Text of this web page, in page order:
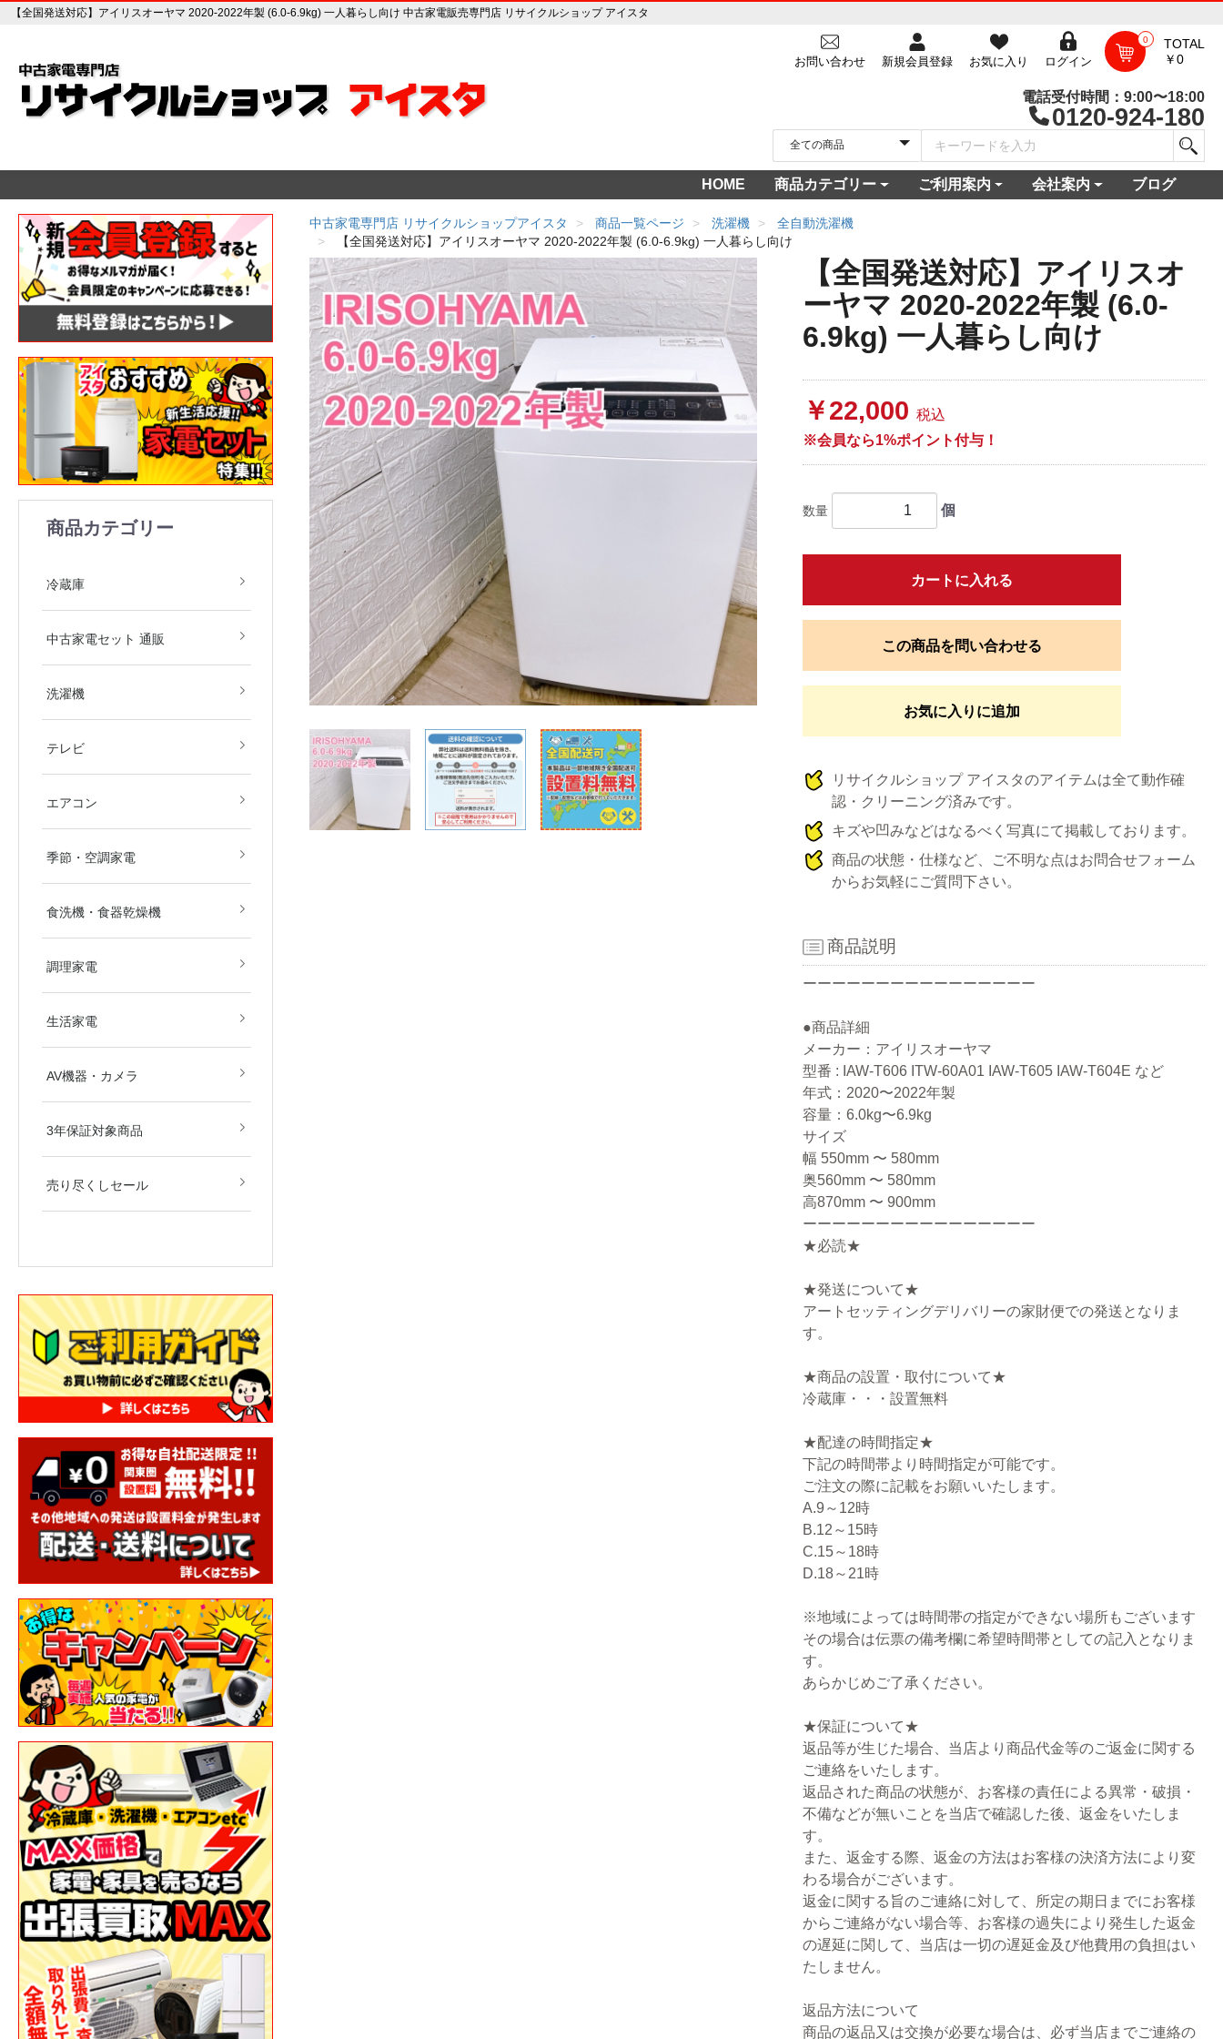
【全国発送対応】アイリスオーヤマ 2020-2022年製 (6.0-6.9kg) 一人暮らし向け 中古家電販売専門店 リサイクルショップ アイスタ
お問い合わせ 新規会員登録 お気に入り ログイン
0
TOTAL
￥0
電話受付時間：9:00〜18:00
0120-924-180
HOME
商品カテゴリー
家電一覧
冷蔵庫
中古家電セット 通販
洗濯機
テレビ
エアコン
季節・空調家電
食洗機・食器乾燥機
調理家電
生活家電
AV機器・カメラ
3年保証対象商品
売り尽くしセール
ご利用案内
会社案内
ブログ
商品カテゴリー
冷蔵庫
中古家電セット 通販
中古家電2点セット(冷蔵
庫・洗濯機)
中古家電3点セット(冷蔵
庫・洗濯機・レンジ)
中古家電4点セット(冷蔵
庫・洗濯機・レンジ・炊
中古家電5点セット（冷蔵
庫・洗濯機・レンジ・炊
飯器・掃除機）
洗濯機
全自動洗濯機
ドラム式洗濯機
洗濯乾燥機
衣類乾燥機
テレビ デジタルテレビ
その他テレビ
4Kテレビ
エアコン 東京都限定商品
神奈川県限定商品
埼玉県限定商品
千葉県限定商品
2.2kw(木造6畳～鉄筋9畳)
2.5kw(木造7畳～鉄筋10
2.8kw(木造8畳～鉄筋12
季節・空調家電
食洗機・食器乾燥機
調理家電
生活家電
AV機器・カメラ
3年保証対象商品
売り尽くしセール
中古家電専門店 リサイクルショップアイスタ 商品一覧ページ 洗濯機
全自動洗濯機
【全国発送対応】アイリスオーヤマ 2020-2022年製 (6.0-6.9kg) 一人暮らし向け
【全国発送対応】アイリスオ
ーヤマ 2020-2022年製 (6.0-
6.9kg) 一人暮らし向け
￥22,000 税込
※会員なら1%ポイント付与！
数量 個
カートに入れる
この商品を問い合わせる
お気に入りに追加
リサイクルショップ アイスタのアイテムは全て動作確
認・クリーニング済みです。
キズや凹みなどはなるべく写真にて掲載しております。
商品の状態・仕様など、ご不明な点はお問合せフォーム
からお気軽にご質問下さい。
商品説明
ーーーーーーーーーーーーーーーー
●商品詳細
メーカー：アイリスオーヤマ
型番 : IAW-T606 ITW-60A01 IAW-T605 IAW-T604E など
年式：2020〜2022年製
容量：6.0kg〜6.9kg
サイズ
幅 550mm 〜 580mm
奥560mm 〜 580mm
高870mm 〜 900mm
ーーーーーーーーーーーーーーーー
★必読★
★発送について★
アートセッティングデリバリーの家財便での発送となりま
す。
★商品の設置・取付について★
冷蔵庫・・・設置無料
★配達の時間指定★
下記の時間帯より時間指定が可能です。
ご注文の際に記載をお願いいたします。
A.9～12時
B.12～15時
C.15～18時
D.18～21時
※地域によっては時間帯の指定ができない場所もございます
その場合は伝票の備考欄に希望時間帯としての記入となりま
す。
あらかじめご了承ください。
★保証について★
返品等が生じた場合、当店より商品代金等のご返金に関する
ご連絡をいたします。
返品された商品の状態が、お客様の責任による異常・破損・
不備などが無いことを当店で確認した後、返金をいたしま
す。
また、返金する際、返金の方法はお客様の決済方法により変
わる場合がございます。
返金に関する旨のご連絡に対して、所定の期日までにお客様
からご連絡がない場合等、お客様の過失により発生した返金
の遅延に関して、当店は一切の遅延金及び他費用の負担はい
たしません。
返品方法について
商品の返品又は交換が必要な場合は、必ず当店までご連絡の